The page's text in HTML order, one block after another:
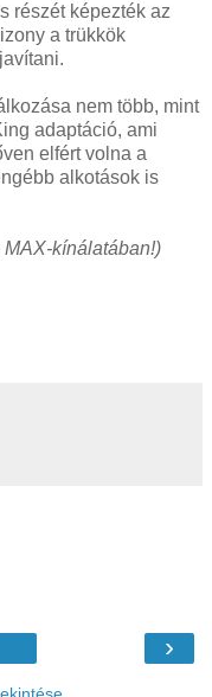
részét képezték az
a trükkök
nem több, mint
adaptáció, ami
elfért volna a
alkotások is
kínálatában!)
›